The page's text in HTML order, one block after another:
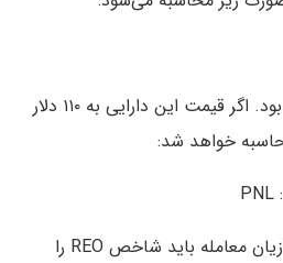
سایز قرارداد آتی ۵۰ خواهد بود. اگر قیمت این دارایی به ۱۱۰ دلار
برای محاسبه درصد سود یا زیان معامله باید شاخص REO را